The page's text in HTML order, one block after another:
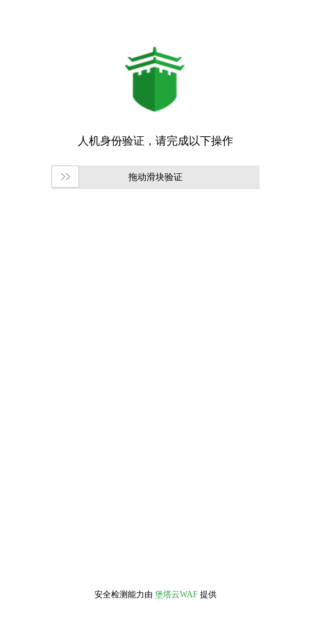
拖动滑块验证
安全检测能力由 堡塔云WAF 提供